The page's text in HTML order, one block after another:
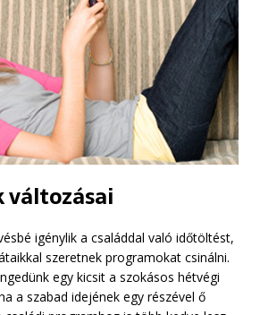
változásai
igénylik a családdal való időtöltést,
szeretnek programokat csinálni.
egy kicsit a szokásos hétvégi
a szabad idejének egy részével ő